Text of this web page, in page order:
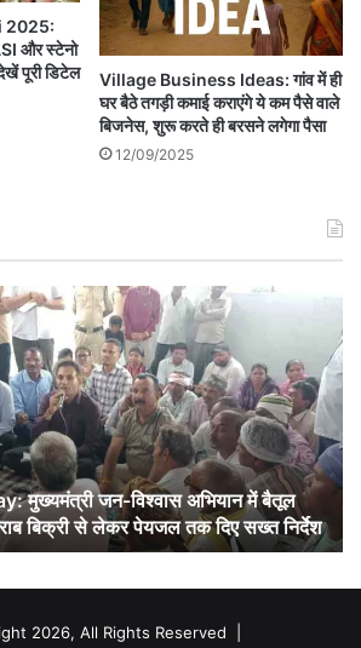
2025:
और स्टेनो
पूरी डिटेल
Village Business Ideas: गांव में ही
घर बैठे तगड़ी कमाई कराएंगे ये कम पैसे वाले
बिजनेस, शुरू करते ही बरसने लगेगा पैसा
12/09/2025
मुख्यमंत्री जन-विश्वास अभियान में बैतूल
बिक्री से लेकर पेयजल तक दिए सख्त निर्देश
2026, All Rights Reserved |